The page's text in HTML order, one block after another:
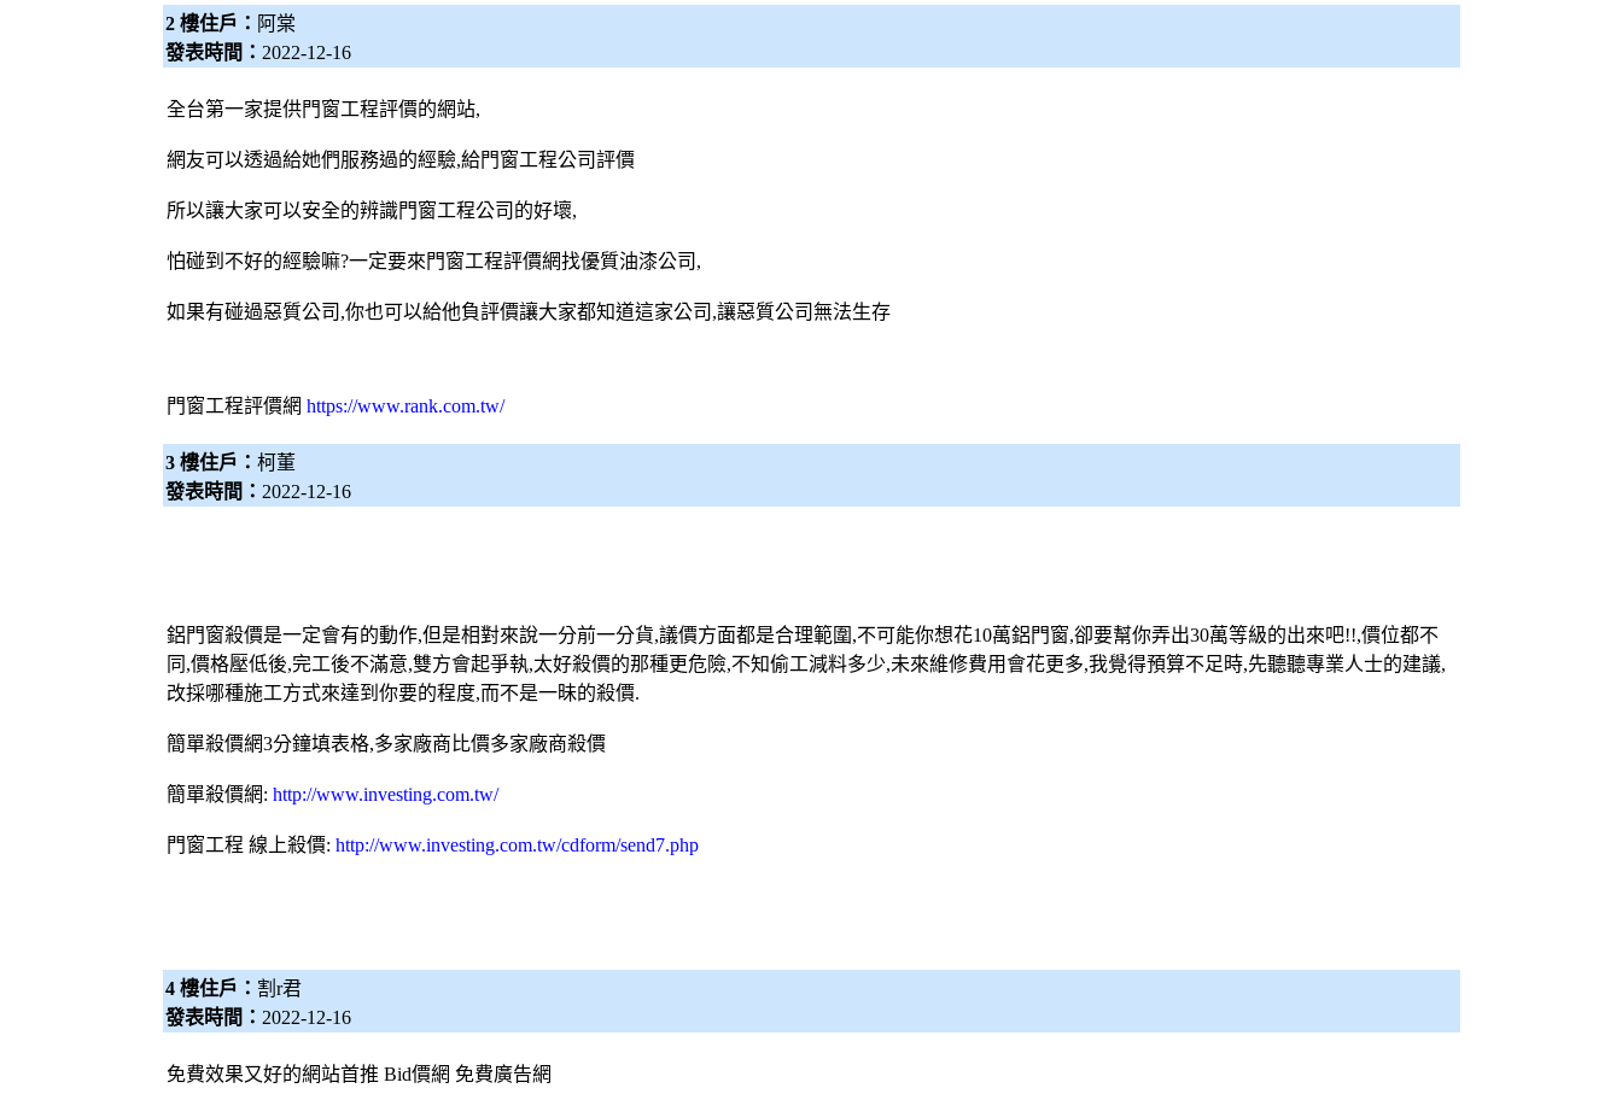
2 樓住戶： 阿棠
發表時間： 2022-12-16
全台第一家提供門窗工程評價的網站,
網友可以透過給她們服務過的經驗,給門窗工程公司評價
所以讓大家可以安全的辨識門窗工程公司的好壞,
怕碰到不好的經驗嘛?一定要來門窗工程評價網找優質油漆公司,
如果有碰過惡質公司,你也可以給他負評價讓大家都知道這家公司,讓惡質公司無法生存
門窗工程評價網 https://www.rank.com.tw/
3 樓住戶： 柯董
發表時間： 2022-12-16
鋁門窗殺價是一定會有的動作,但是相對來說一分前一分貨,議價方面都是合理範圍,不可能你想花10萬鋁門窗,卻要幫你弄出30萬等級的出來吧!!,價位都不
同,價格壓低後,完工後不滿意,雙方會起爭執,太好殺價的那種更危險,不知偷工減料多少,未來維修費用會花更多,我覺得預算不足時,先聽聽專業人士的建議,
改採哪種施工方式來達到你要的程度,而不是一昧的殺價.
簡單殺價網3分鐘填表格,多家廠商比價多家廠商殺價
簡單殺價網: http://www.investing.com.tw/
門窗工程 線上殺價: http://www.investing.com.tw/cdform/send7.php
4 樓住戶： 割r君
發表時間： 2022-12-16
免費效果又好的網站首推 Bid價網 免費廣告網